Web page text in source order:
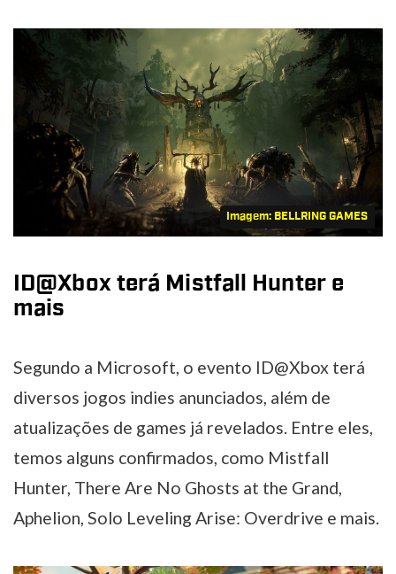
Imagem: BELLRING GAMES
ID@Xbox terá Mistfall Hunter e
mais
Segundo a Microsoft, o evento ID@Xbox terá
diversos jogos indies anunciados, além de
atualizações de games já revelados. Entre eles,
temos alguns confirmados, como Mistfall
Hunter, There Are No Ghosts at the Grand,
Aphelion, Solo Leveling Arise: Overdrive e mais.